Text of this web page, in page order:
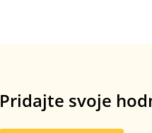
Pridajte svoje